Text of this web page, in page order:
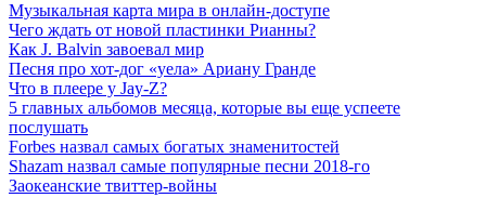
Музыкальная карта мира в онлайн-доступе
Чего ждать от новой пластинки Рианны?
Как J. Balvin завоевал мир
Песня про хот-дог «уела» Ариану Гранде
Что в плеере у Jay-Z?
5 главных альбомов месяца, которые вы еще успеете
послушать
Forbes назвал самых богатых знаменитостей
Shazam назвал самые популярные песни 2018-го
Заокеанские твиттер-войны